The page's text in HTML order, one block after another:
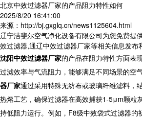
北京中效过滤器厂家的产品阻力特性如何
2025/8/20 16:41:00
来源：http://bj.gxglq.cn/news1125604.html
辽宁洁斐尔空气净化设备有限公司为您免费提
效过滤器,通辽中效过滤器厂家等相关信息发布
沈阳中效过滤器厂家的产品在阻力特性方面表
过滤效率与气流阻力，能够满足不同场景的空
器厂家通过采用特殊无纺布或玻璃纤维滤料，
热熔工艺，确保过滤器在高效捕获1-5μm颗粒
持低阻力运行。例如，F8级中效袋式过滤器的